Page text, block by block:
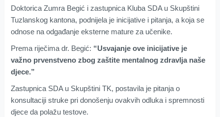
Doktorica Zumra Begić i zastupnica Kluba SDA u Skupštini
Tuzlanskog kantona, podnijela je inicijative i pitanja, a koja se
odnose na odgađanje eksterne mature za učenike.
Prema riječima dr. Begić: “Usvajanje ove inicijative je
važno prvenstveno zbog zaštite mentalnog zdravlja naše
djece.”
Zastupnica SDA u Skupštini TK, postavila je pitanja o
konsultaciji struke pri donošenju ovakvih odluka i spremnosti
djece da polažu testove.